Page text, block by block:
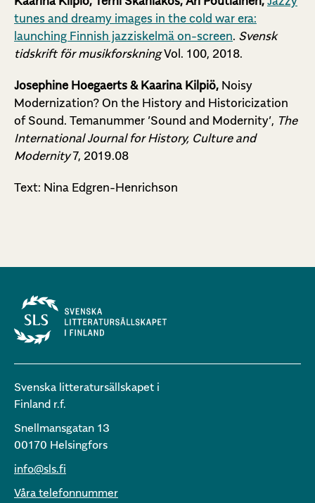
tunes and dreamy images in the cold war era:
launching Finnish jazziskelmä on-screen. Svensk
tidskrift för musikforskningVol. 100, 2018.
Josephine Hoegaerts & Kaarina Kilpiö, Noisy
Modernization? On the History and Historicization
of Sound. Temanummer ’Sound and Modernity’, The
International Journal for History, Culture and
Modernity7, 2019.08
Text: Nina Edgren-Henrichson
Svenska litteratursällskapet i
Finland r.f.
Snellmansgatan 13
00170 Helsingfors
info@sls.fi
Våra telefonnummer